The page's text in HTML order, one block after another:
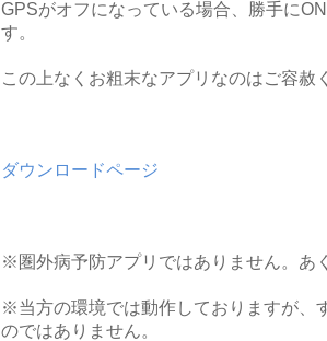
GPSがオフになっている場合、勝手に
す。
この上なくお粗末なアプリなのはご容赦
ダウンロードページ
※圏外病予防アプリではありません。あ
※当方の環境では動作しておりますが、
のではありません。